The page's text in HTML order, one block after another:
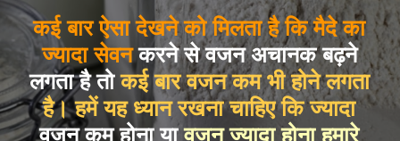
कई बार ऐसा देखने को मिलता है कि मैदे का
ज्यादा सेवनकरने से वजन अचानक बढ़ने
लगता है तोकई बार वजन कम भी होने लगता
है। हमें यह ध्यान रखना चाहिए कि ज्यादा
वजन कम होना यावजन ज्यादा होना हमारे